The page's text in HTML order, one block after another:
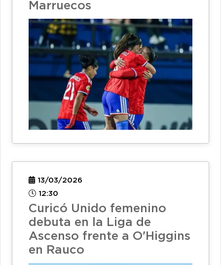
Marruecos
13/03/2026
12:30
Curicó Unido femenino
debuta en la Liga de
Ascenso frente a O'Higgins
en Rauco